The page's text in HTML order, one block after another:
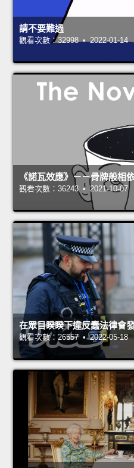
請不要難過
觀看次數：32998 • 2022-01-14
《諾瓦效應》－－骨牌般相
觀看次數：36243 • 2021-10-07
在眾目睽睽下違反蠢法律會
觀看次數：26557 • 2022-05-18